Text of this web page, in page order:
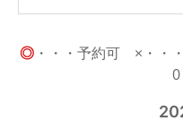
◎ ・・・予約可 ×・・